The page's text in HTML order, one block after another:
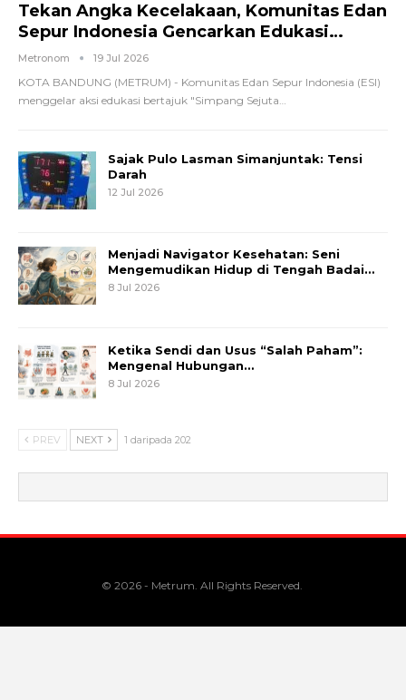
Tekan Angka Kecelakaan, Komunitas Edan
Sepur Indonesia Gencarkan Edukasi…
Metronom 19 Jul 2026
KOTA BANDUNG (METRUM) - Komunitas Edan Sepur Indonesia (ESI)
menggelar aksi edukasi bertajuk "Simpang Sejuta…
Sajak Pulo Lasman Simanjuntak: Tensi
Darah
12 Jul 2026
Menjadi Navigator Kesehatan: Seni
Mengemudikan Hidup di Tengah Badai…
8 Jul 2026
Ketika Sendi dan Usus “Salah Paham”:
Mengenal Hubungan…
8 Jul 2026
PREV NEXT 1 daripada 202
© 2026 - Metrum. All Rights Reserved.